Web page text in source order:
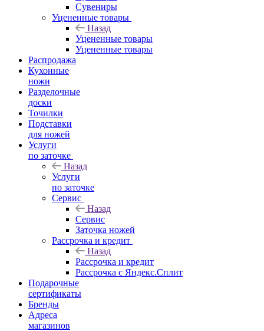
Сувениры
Уцененные товары
Назад
Уцененные товары
Уцененные товары
Распродажа
Кухонные
ножи
Разделочные
доски
Точилки
Подставки
для ножей
Услуги
по заточке
Назад
Услуги
по заточке
Сервис
Назад
Сервис
Заточка ножей
Рассрочка и кредит
Назад
Рассрочка и кредит
Рассрочка с Яндекс.Сплит
Подарочные
сертификаты
Бренды
Адреса
магазинов